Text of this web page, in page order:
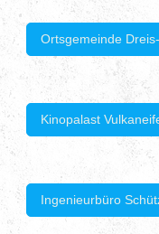
Ortsgemeinde
Kinopalast
Ingenieurbüro